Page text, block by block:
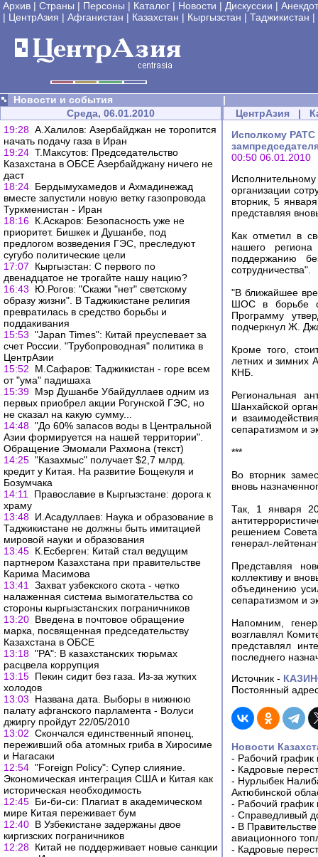
Архив | Страны | Персоны | Каталог | Новости | Дискуссии |
| ЦентрАзия | Афганистан | Казахстан | Кыргызстан | Таджикистан |
Новости и события
|
Среда, 06.01.2010
19:28 А.Халилов: Азербайджан не торопится
начать подачу газа в Иран
19:24 Т.Максутов: Председательство
Казахстана в ОБСЕ Азербайджану ничего не
даст
18:24 Бердымухамедов и Ахмадинежад
вместе запустили новую ветку газопровода
Туркменистан - Иран
18:16 К.Аскаров: Безопасность уже не
приоритет. Бишкек и Душанбе, под
предлогом возведения ГЭС, преследуют
сугубо политические цели
17:07
Кыргызстан: С первого по
двенадцатое не трогайте нашу нацию?
16:43
Ю.Рогов: "Скажи "нет" светскому
образу жизни". В Таджикистане религия
превратилась в средство борьбы и
поддакивания
15:53 "Japan Times": Китай преуспевает за
счет России. "Трубопроводная" политика в
ЦентрАзии
15:52
М.Сафаров: Таджикистан - горе всем
от "ума" падишаха
15:39 Мэр Душанбе Убайдуллаев одним из
первых приобрел акции Рогунской ГЭС, но
не сказал на какую сумму...
14:48 "До 60% запасов воды в Центральной
Азии формируется на нашей территории".
Обращение Эмомали Рахмона (текст)
14:25 "Казахмыс" получает $2,7 млрд.
кредит у Китая. На развитие Бощекуля и
Бозумчака
14:11
Православие в Кыргызстане: дорога к
храму
13:48 И.Асадуллаев: Наука и образование в
Таджикистане не должны быть имитацией
мировой науки и образования
13:45 К.Есберген: Китай стал ведущим
партнером Казахстана при правительстве
Карима Масимова
13:41
Захват узбекского скота - четко
налаженная система вымогательства со
стороны кыргызстанских пограничников
13:20 Введена в почтовое обращение
марка, посвященная председательству
Казахстана в ОБСЕ
13:18 "РА": В казахстанских тюрьмах
расцвела коррупция
13:15 Пекин сидит без газа. Из-за жутких
холодов
13:03
Названа дата. Выборы в нижнюю
палату афганского парламента - Волуси
джиргу пройдут 22/05/2010
13:02 Скончался единственный японец,
переживший оба атомных гриба в Хиросиме
и Нагасаки
12:54 "Foreign Policy": Супер слияние.
Экономическая интеграция США и Китая как
историческая необходимость
12:45 Би-би-си: Плагиат в академическом
мире Китая переживает бум
12:40 В Узбекистане задержаны двое
киргизских пограничников
12:28 Китай не поддерживает новые санкции
ЦентрАзия |
Исполкому
00:50 06.01.2010
организации
вторник, 5
представляя
Как отметил в
нашего
поддержанию
сотрудничества".
"В ближайшее
ШОС в борьбе с
Программу
подчеркнул Ж.
Кроме того,
летних и зимних
КНБ.
Региональная
Шанхайской
и
сепаратизмом и
***
Во вторник
вновь
Так, 1 января
решением Совета
генерал-
Представляя
коллективу и
объединению
сепаратизмом и
Напомним,
возглавлял
представлял
последнего
Источник -
Постоянный
Новости
- Рабочий график
- Кадровые
- Нурлыбек
Актюбинской
- Рабочий график
- Справедливый
- В
авиационного
- Кадровые